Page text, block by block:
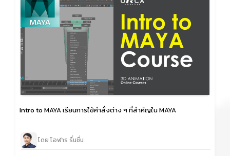
Intro to MAYA เรียนการใช้คำสั่งต่าง ๆ ที่สำคัญใน MAYA
โดย โอฬาร รื่นชื่น